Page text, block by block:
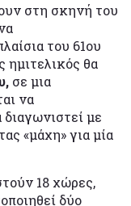
στη σκηνή του
του 61ου
θα
σε μια
να
με
«μάχη» για μία
18 χώρες,
δύο